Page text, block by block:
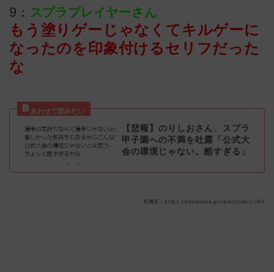
9： スプラプレイヤーさん
もう塗りゲーじゃなくてキルゲーに
なったのを印象付けるセリフだった
な
【悲報】のりしおさん、スプラ
甲子園への不満を吐露「公式大
会の環境じゃない。酷すぎる」
引用元：https://zawazawa.jp/spla3/topic/280